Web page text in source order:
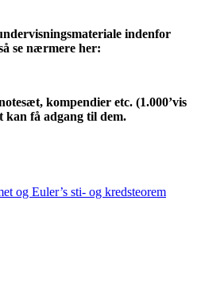
indenfor
se nærmere her:
kompendier etc. (1.000’vis
kan få adgang til dem.
og Euler’s sti- og kredsteorem